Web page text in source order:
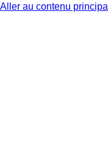
Aller au contenu principal